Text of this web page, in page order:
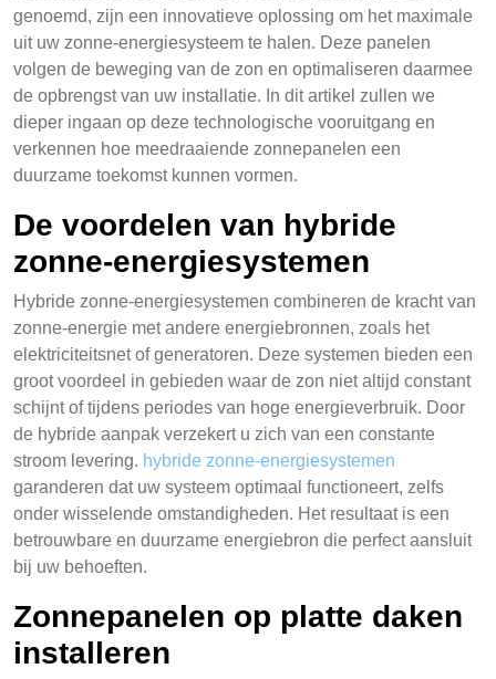
genoemd, zijn een innovatieve oplossing om het maximale
uit uw zonne-energiesysteem te halen. Deze panelen
volgen de beweging van de zon en optimaliseren daarmee
de opbrengst van uw installatie. In dit artikel zullen we
dieper ingaan op deze technologische vooruitgang en
verkennen hoe meedraaiende zonnepanelen een
duurzame toekomst kunnen vormen.
De voordelen van hybride
zonne-energiesystemen
Hybride zonne-energiesystemen combineren de kracht van
zonne-energie met andere energiebronnen, zoals het
elektriciteitsnet of generatoren. Deze systemen bieden een
groot voordeel in gebieden waar de zon niet altijd constant
schijnt of tijdens periodes van hoge energieverbruik. Door
de hybride aanpak verzekert u zich van een constante
stroom levering. hybride zonne-energiesystemen
garanderen dat uw systeem optimaal functioneert, zelfs
onder wisselende omstandigheden. Het resultaat is een
betrouwbare en duurzame energiebron die perfect aansluit
bij uw behoeften.
Zonnepanelen op platte daken
installeren